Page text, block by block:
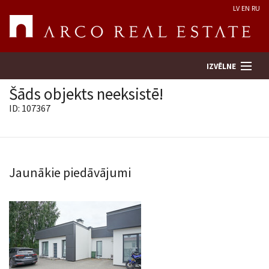
LV EN RU
IZVĒLNE
Uzņēmums
Pakalpojumi
Kontakti
Šāds objekts neeksistē!
ID: 107367
Jaunākie piedāvājumi